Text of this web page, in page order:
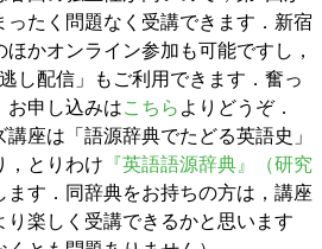
ったく問題なく受講できます．新宿
かオンライン参加も可能ですし，
し配信」もご利用できます．奮っ
お申し込みはこちら よりどうぞ．
座は「語源辞典でたどる英語史」
，とりわけ 『英語語源辞典』（研究
ます．同辞典をお持ちの方は，講座
り楽しく受講できるかと思います